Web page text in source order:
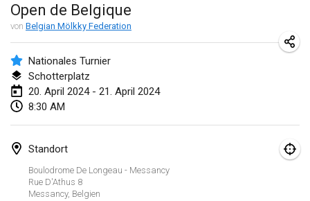
Open de Belgique
von Belgian Mölkky Federation
Nationales Turnier
Schotterplatz
20. April 2024 - 21. April 2024
8:30 AM
Standort
Boulodrome De Longeau - Messancy
Rue D'Athus 8
Messancy, Belgien
20. Jan. 2024 |Polen
Open de Boulay Triplette
20. Jan. 2024|Frankreich
Tournoi Mixte ASPTTOM
20. Jan. 2024
21. Jan. 2024
Tournoi de Mölkky - Lesfous Dubâtonvaigeois